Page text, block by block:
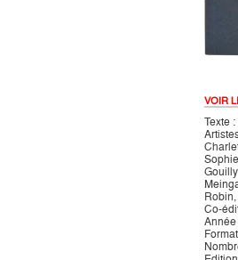
VOIR
Texte
Co-
Année